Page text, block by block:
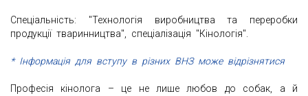
Спеціальність: "Технологія виробництва та переробки
продукції тваринництва", спеціалізація "Кінологія".
* Інформація для вступу в різних ВНЗ може відрізнятися
Професія кінолога – це не лише любов до собак, а й